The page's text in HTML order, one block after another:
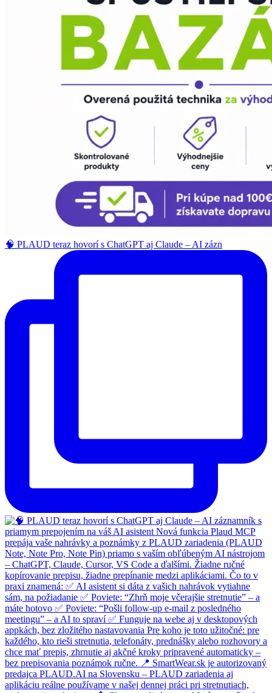
🧠 PLAUD teraz hovorí s ChatGPT aj Claude – AI zázn